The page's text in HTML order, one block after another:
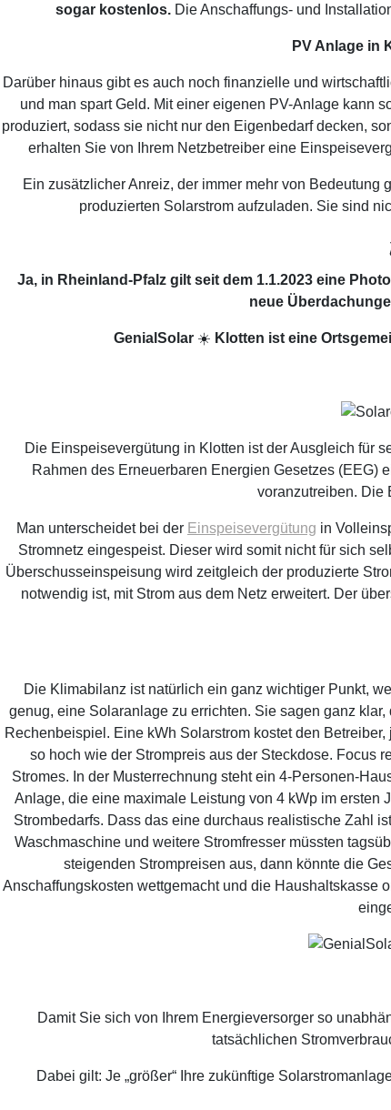
sogar kostenlos.Die Anschaffungs- und
PV Anlage in
Darüber hinaus gibt es auch noch finanzielle und
und man spart Geld. Mit einer eigenen PV-Anlage kann
produziert, sodass sie nicht nur den Eigenbedarf decken,
erhalten Sie von Ihrem Netzbetreiber eine
Ein zusätzlicher Anreiz, der immer mehr von
produzierten Solarstrom aufzuladen. Sie sind
Ja, in Rheinland-Pfalz gilt seit dem 1.1.2023 eine
neue
GenialSolar☀️ Klotten ist eine
Die Einspeisevergütung in Klotten ist der Ausgleich für
Rahmen des Erneuerbaren Energien Gesetzes (EEG)
voranzutreiben. Die
Man unterscheidet bei der Einspeisevergütung in
Stromnetz eingespeist. Dieser wird somit nicht für sich
Überschusseinspeisung wird zeitgleich der produzierte
notwendig ist, mit Strom aus dem Netz erweitert. Der
Die Klimabilanz ist natürlich ein ganz wichtiger Punkt,
genug, eine Solaranlage zu errichten. Sie sagen ganz
Rechenbeispiel. Eine kWh Solarstrom kostet den
so hoch wie der Strompreis aus der Steckdose. Focus
Stromes. In der Musterrechnung steht ein 4-Personen-
Anlage, die eine maximale Leistung von 4 kWp im ersten
Strombedarfs. Dass das eine durchaus realistische Zahl
Waschmaschine und weitere Stromfresser müssten
steigenden Strompreisen aus, dann könnte die
Anschaffungskosten wettgemacht und die Haushaltskasse
Damit Sie sich von Ihrem Energieversorger so
tatsächlichen
Dabei gilt: Je „größer“ Ihre zukünftige